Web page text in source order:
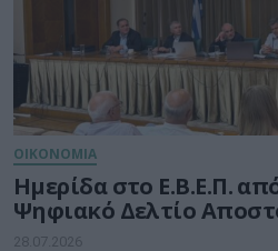
ΟΙΚΟΝΟΜΙΑ
Ημερίδα στο Ε.Β.Ε.Π.
Ψηφιακό Δελτίο
28.07.2026